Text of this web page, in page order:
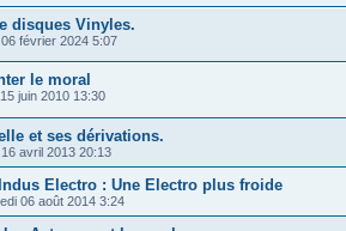
disques Vinyles.
février 2024 5:07
le moral
juin 2010 13:30
et ses dérivations.
avril 2013 20:13
Electro : Une Electro plus froide
06 août 2014 3:24